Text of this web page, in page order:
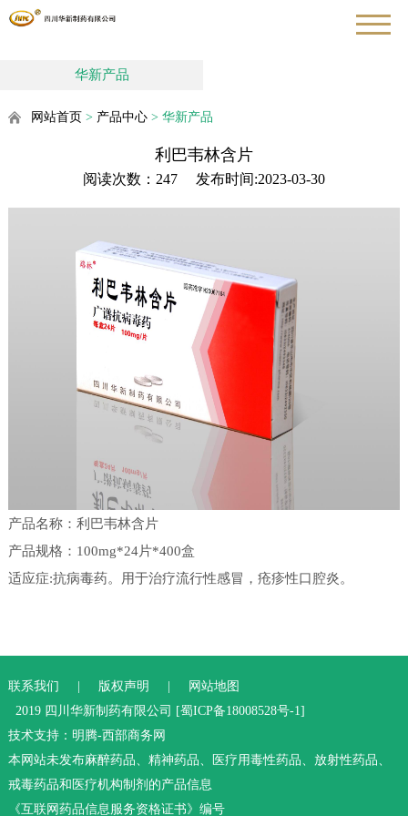
华新产品
网站首页 > 产品中心> 华新产品
利巴韦林含片
阅读次数： 247 发布时间:2023-03-30
产品名称：利巴韦林含片
产品规格：100mg*24片*400盒
适应症:抗病毒药。用于治疗流行性感冒，疮疹性口腔炎。
联系我们 版权声明
网站地图
2019 ​四川华新制药有限公司 [蜀ICP备18008528号-1]
技术支持： 明腾-西部商务网
本网站未发布麻醉药品、精神药品、医疗用毒性药品、放射性药品、
戒毒药品和医疗机构制剂的产品信息
《互联网药品信息服务资格证书》编号